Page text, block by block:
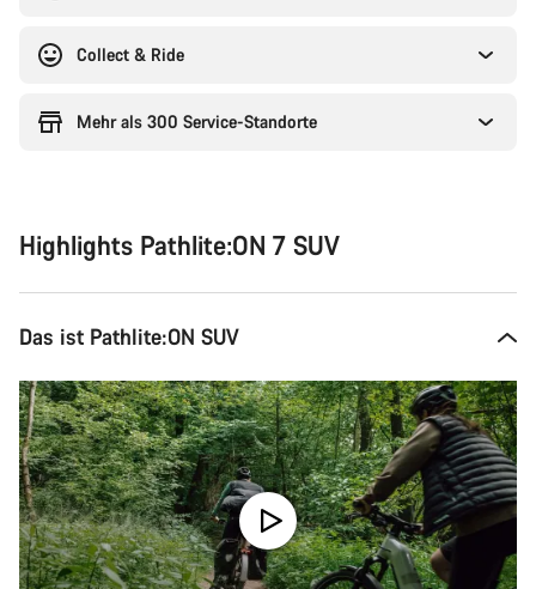
Collect & Ride
Mehr als 300 Service-Standorte
Highlights Pathlite:ON 7 SUV
Das ist Pathlite:ON SUV